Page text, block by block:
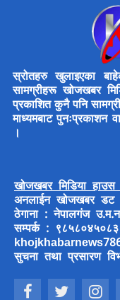
स्रोतहरु खुलाइएका
सामग्रीहरू खोजखबर
प्रकाशित कुनै पनि
माध्यमबाट पुनःप्रकाशन
।
खोजखबर मिडिया हाउस
अनलाईन खोजखबर
ठेगाना : नेपालगंज
सम्पर्क : ९८५८०४५०८३
सुचना तथा प्रसारण